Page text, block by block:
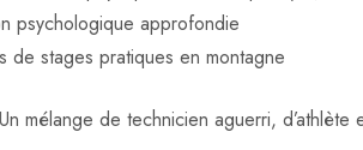
psychologique approfondie
de stages pratiques en montagne
mélange de technicien aguerri, d’athlète